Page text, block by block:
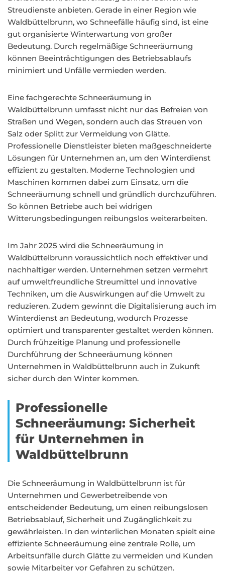
Streudienste anbieten. Gerade in einer Region wie
Waldbüttelbrunn, wo Schneefälle häufig sind, ist eine
gut organisierte Winterwartung von großer
Bedeutung. Durch regelmäßige Schneeräumung
können Beeinträchtigungen des Betriebsablaufs
minimiert und Unfälle vermieden werden.
Eine fachgerechte Schneeräumung in
Waldbüttelbrunn umfasst nicht nur das Befreien von
Straßen und Wegen, sondern auch das Streuen von
Salz oder Splitt zur Vermeidung von Glätte.
Professionelle Dienstleister bieten maßgeschneiderte
Lösungen für Unternehmen an, um den Winterdienst
effizient zu gestalten. Moderne Technologien und
Maschinen kommen dabei zum Einsatz, um die
Schneeräumung schnell und gründlich durchzuführen.
So können Betriebe auch bei widrigen
Witterungsbedingungen reibungslos weiterarbeiten.
Im Jahr 2025 wird die Schneeräumung in
Waldbüttelbrunn voraussichtlich noch effektiver und
nachhaltiger werden. Unternehmen setzen vermehrt
auf umweltfreundliche Streumittel und innovative
Techniken, um die Auswirkungen auf die Umwelt zu
reduzieren. Zudem gewinnt die Digitalisierung auch im
Winterdienst an Bedeutung, wodurch Prozesse
optimiert und transparenter gestaltet werden können.
Durch frühzeitige Planung und professionelle
Durchführung der Schneeräumung können
Unternehmen in Waldbüttelbrunn auch in Zukunft
sicher durch den Winter kommen.
Professionelle
Schneeräumung: Sicherheit
für Unternehmen in
Waldbüttelbrunn
Die Schneeräumung in Waldbüttelbrunn ist für
Unternehmen und Gewerbetreibende von
entscheidender Bedeutung, um einen reibungslosen
Betriebsablauf, Sicherheit und Zugänglichkeit zu
gewährleisten. In den winterlichen Monaten spielt eine
effiziente Schneeräumung eine zentrale Rolle, um
Arbeitsunfälle durch Glätte zu vermeiden und Kunden
sowie Mitarbeiter vor Gefahren zu schützen.